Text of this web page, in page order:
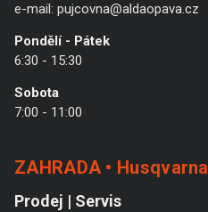
e-mail: pujcovna@aldaopava.cz
Pondělí - Pátek
6:30 - 15:30
Sobota
7:00 - 11:00
ZAHRADA • Husqvarna
Prodej | Servis